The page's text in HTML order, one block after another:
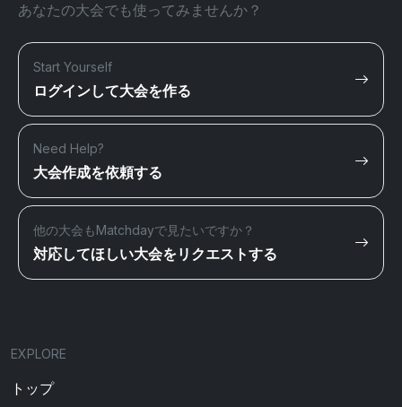
あなたの大会でも使ってみませんか？
Start Yourself
ログインして大会を作る
Need Help?
大会作成を依頼する
他の大会もMatchdayで見たいですか？
対応してほしい大会をリクエストする
EXPLORE
トップ